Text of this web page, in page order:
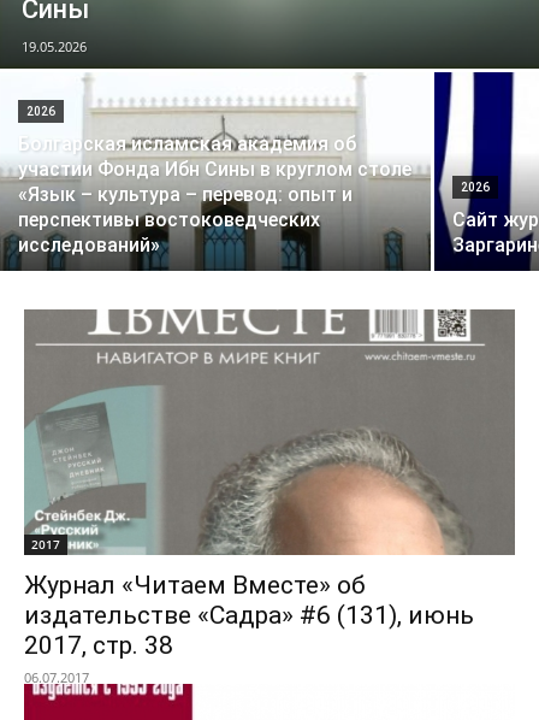
Сины
19.05.2026
2026
Болгарская исламская академия об
участии Фонда Ибн Сины в круглом столе
«Язык – культура – перевод: опыт и
перспективы востоковедческих
исследований»
2026
Сайт
2017
Журнал «Читаем Вместе» об
издательстве «Садра» #6 (131), июнь
2017, стр. 38
06.07.2017